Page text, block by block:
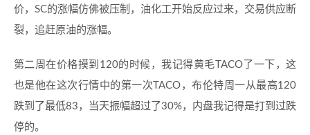
价，SC的涨幅仿佛被压制，油化工开始反应过来，交易供应断
裂，追赶原油的涨幅。
第二周在价格摸到120的时候，我记得黄毛TACO了一下，这
也是他在这次行情中的第一次TACO，布伦特周一从最高120
跌到了最低83，当天振幅超过了30%，内盘我记得是打到过跌
停的。